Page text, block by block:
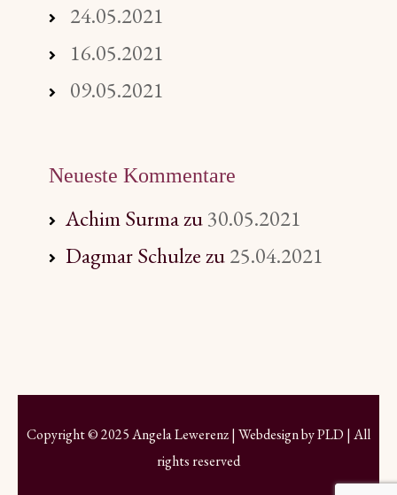
24.05.2021
16.05.2021
09.05.2021
Neueste Kommentare
Achim Surmazu30.05.2021
Dagmar Schulzezu25.04.2021
Copyright © 2025 Angela Lewerenz | Webdesign byPLD | All
rights reserved